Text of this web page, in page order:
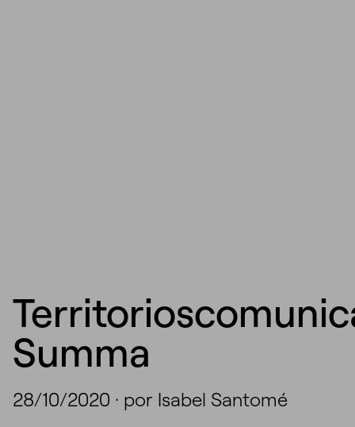
Summa
28/10/2020 · por Isabel Santomé